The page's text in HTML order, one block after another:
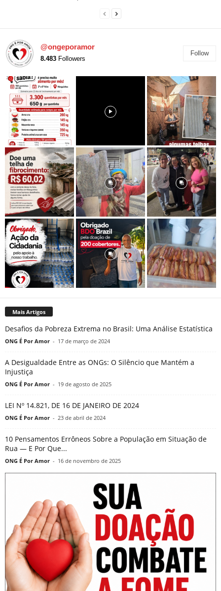
@ongeporamor
8.483 Followers
Follow
Mais Artigos
Desafios da Pobreza Extrema no Brasil: Uma Análise Estatística
ONG É Por Amor - 17 de março de 2024
A Desigualdade Entre as ONGs: O Silêncio que Mantém a
Injustiça
ONG É Por Amor - 19 de agosto de 2025
LEI Nº 14.821, DE 16 DE JANEIRO DE 2024
ONG É Por Amor - 23 de abril de 2024
10 Pensamentos Errôneos Sobre a População em Situação de
Rua — E Por Que...
ONG É Por Amor - 16 de novembro de 2025